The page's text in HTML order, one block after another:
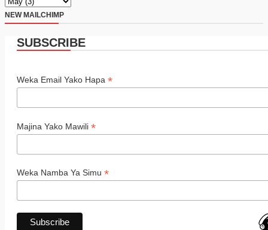
NEW MAILCHIMP
SUBSCRIBE
Weka Email Yako Hapa *
Majina Yako Mawili *
Weka Namba Ya Simu *